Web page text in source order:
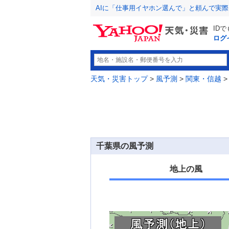
AIに「仕事用イヤホン選んで」と頼んで実
ID
ログ
天気・災害トップ> 風予測 > 関東・信越 >
千葉県の風予測
地上の風